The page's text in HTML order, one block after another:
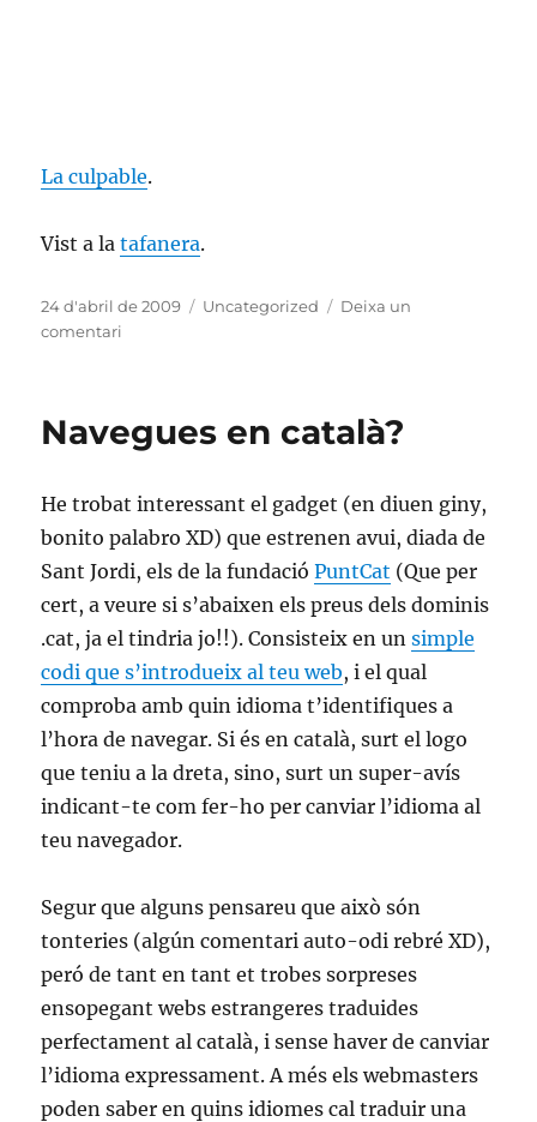
La culpable.
Vist a latafanera.
Publicat
el
24 d'abril de 2009 Categories
Uncategorized
Deixa un
comentari
Navegues en català?
He trobat interessant el gadget (en diuen giny,
bonito palabro XD) que estrenen avui, diada de
Sant Jordi, els de la fundacióPuntCat (Que per
cert, a veure si s’abaixen els preus dels dominis
.cat, ja el tindria jo!!). Consisteix en unsimple
codi que s’introdueix al teu web, i el qual
comproba amb quin idioma t’identifiques a
l’hora de navegar. Si és en català, surt el logo
que teniu a la dreta, sino, surt un super-avís
indicant-te com fer-ho per canviar l’idioma al
teu navegador.
Segur que alguns pensareu que això són
tonteries (algún comentari auto-odi rebré XD),
peró de tant en tant et trobes sorpreses
ensopegant webs estrangeres traduides
perfectament al català, i sense haver de canviar
l’idioma expressament. A més els webmasters
poden saber en quins idiomes cal traduir una